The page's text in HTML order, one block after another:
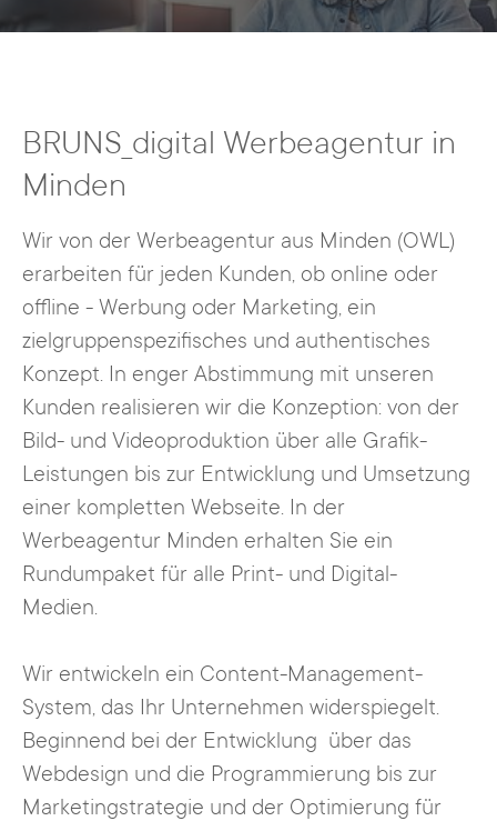
BRUNS_digital Werbeagentur in
Minden
Wir von der Werbeagentur aus Minden (OWL)
erarbeiten für jeden Kunden, ob online oder
offline - Werbung oder Marketing, ein
zielgruppenspezifisches und authentisches
Konzept. In enger Abstimmung mit unseren
Kunden realisieren wir die Konzeption: von der
Bild- und Videoproduktion über alle Grafik-
Leistungen bis zur Entwicklung und Umsetzung
einer kompletten Webseite. In der
Werbeagentur Minden erhalten Sie ein
Rundumpaket für alle Print- und Digital-
Medien.
Wir entwickeln ein Content-Management-
System, das Ihr Unternehmen widerspiegelt.
Beginnend bei der Entwicklung über das
Webdesign und die Programmierung bis zur
Marketingstrategie und der Optimierung für